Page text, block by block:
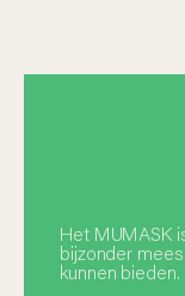
Het MUMASK
bijzonder
kunnen bieden.